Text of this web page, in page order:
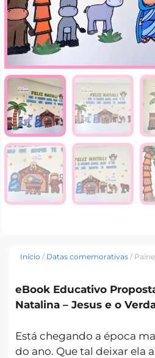
Início / Datas comemorativas/
eBook Educativo
Natalina – Jesus e o
Está chegando a época
do ano. Que tal deixar ela